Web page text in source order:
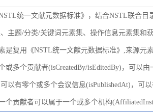
统一文献元数据标准》，结合NSTL联合
主题/分类/关键词元素集、操作信息元素集和
是复用《NSTL统一文献元数据标准》,来源
或多个贡献者(isCreatedBy/isEditedBy)，可以
可以有零个或多个会议信息(isPublishedAt)，
个贡献者可以属于一个或多个机构